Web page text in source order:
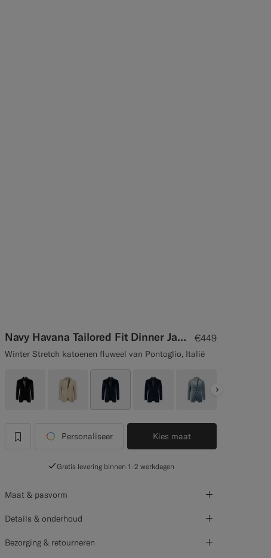
Navy Havana Tailored Fit Dinner Jacket €449
Winter Stretch katoenen fluweel van Pontoglio, Italië
Next
label.header.wishlist
Personaliseer Kies maat
Gratis levering binnen 1–2 werkdagen
Maat & pasvorm
Details & onderhoud
Bezorging & retourneren